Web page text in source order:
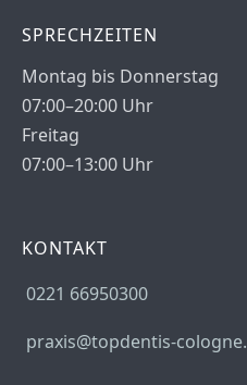
SPRECHZEITEN
Montag bis Donnerstag
07:00–20:00 Uhr
Freitag
07:00–13:00 Uhr
KONTAKT
0221 66950300
praxis@topdentis-